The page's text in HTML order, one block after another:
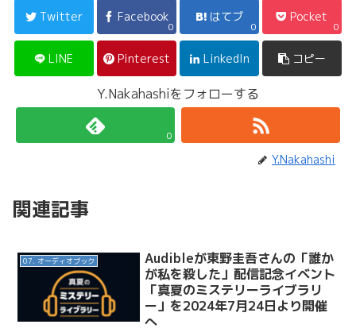
Twitter Facebook
0
はてブ
0
Pocket
0
LINE Pinterest LinkedIn コピー
Y.Nakahashiをフォローする
0
Y.Nakahashi
関連記事
07. オーディオブック
Audibleが東野圭吾さんの「誰か
が私を殺した」配信記念イベント
「真夏のミステリーライブラリ
ー」を2024年7月24日より開催
へ